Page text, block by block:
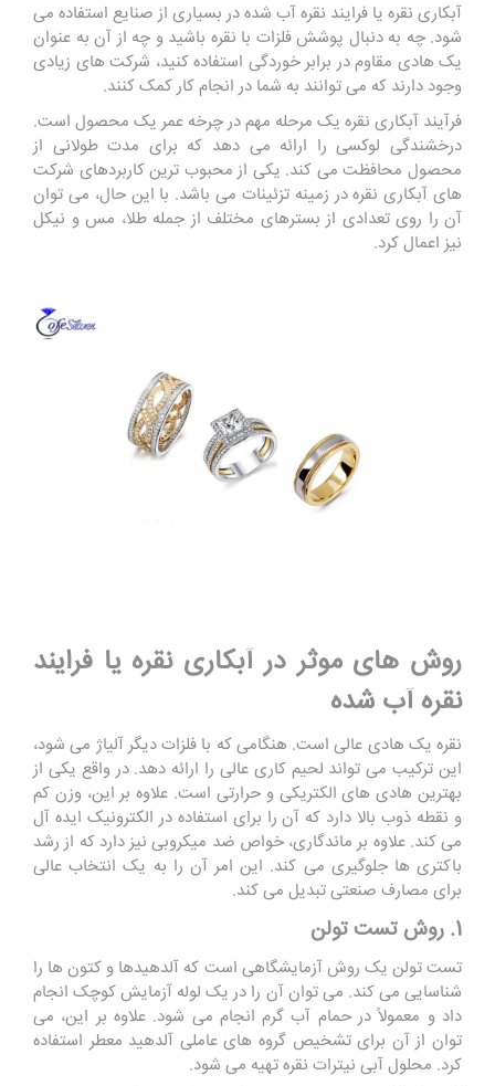
آبکاری نقره یا فرایند نقره آب شده در بسیاری از صنایع استفاده می
شود. چه به دنبال پوشش فلزات با نقره باشید و چه از آن به عنوان
یک هادی مقاوم در برابر خوردگی استفاده کنید، شرکت های زیادی
وجود دارند که می توانند به شما در انجام کار کمک کنند.
فرآیند آبکاری نقره یک مرحله مهم در چرخه عمر یک محصول است.
درخشندگی لوکسی را ارائه می دهد که برای مدت طولانی از
محصول محافظت می کند. یکی از محبوب ترین کاربردهای شرکت
های آبکاری نقره در زمینه تزئینات می باشد. با این حال، می توان
آن را روی تعدادی از بسترهای مختلف از جمله طلا، مس و نیکل
نیز اعمال کرد.
روش های موثر در آبکاری نقره یا فرایند
نقره آب شده
نقره یک هادی عالی است. هنگامی که با فلزات دیگر آلیاژ می شود،
این ترکیب می تواند لحیم کاری عالی را ارائه دهد. در واقع یکی از
بهترین هادی های الکتریکی و حرارتی است. علاوه بر این، وزن کم
و نقطه ذوب بالا دارد که آن را برای استفاده در الکترونیک ایده آل
می کند. علاوه بر ماندگاری، خواص ضد میکروبی نیز دارد که از رشد
باکتری ها جلوگیری می کند. این امر آن را به یک انتخاب عالی
برای مصارف صنعتی تبدیل می کند.
1. روش تست تولن
تست تولن یک روش آزمایشگاهی است که آلدهیدها و کتون ها را
شناسایی می کند. می توان آن را در یک لوله آزمایش کوچک انجام
داد و معمولاً در حمام آب گرم انجام می شود. علاوه بر این، می
توان از آن برای تشخیص گروه های عاملی آلدهید معطر استفاده
کرد. محلول آبی نیترات نقره تهیه می شود.